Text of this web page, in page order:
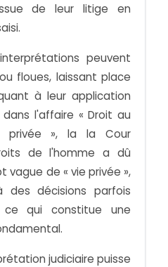
de leur litige en
peuvent
floues, laissant place
à leur application
l'affaire « Droit au
», la la Cour
de l'homme a dû
de « vie privée »,
décisions parfois
ce qui constitue une
judiciaire puisse